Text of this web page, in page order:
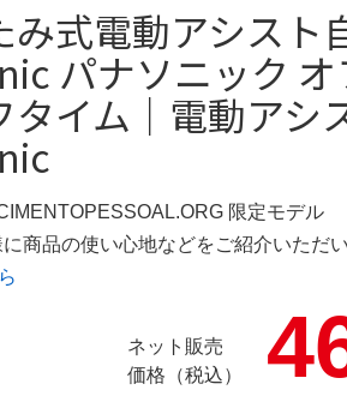
み式電動アシスト
パナソニック
イム｜電動アシ
限定モデル
商品の使い心地などをご紹介いただ
ネット販売
価格（税込）